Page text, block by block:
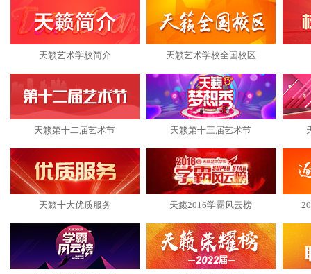
天籁艺术学校简介 天籁艺术学校全国校区
天籁第十二届艺术节 天籁第十三届艺术节
天籁十大优质服务 天籁2016学霸风云榜